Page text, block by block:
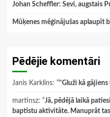
Johan Scheffler: Sevi, augstais
Mūķenes mēģinājušas aplaupīt
Pēdējie komentāri
Janis Karklins: “"Gluži kā gājiens
martinsz: “Jā, pēdējā laikā
baptistu aktivitāte. Manuprāt